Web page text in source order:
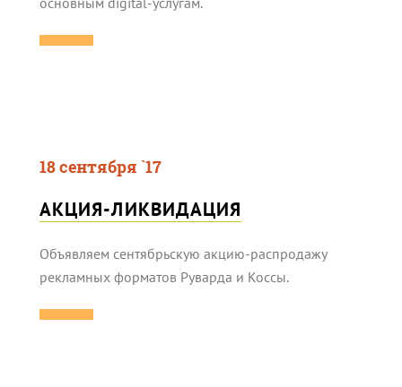
18 сентября `17
АКЦИЯ-ЛИКВИДАЦИЯ
Объявляем сентябрьскую акцию-распродажу
рекламных форматов Руварда и Коссы.